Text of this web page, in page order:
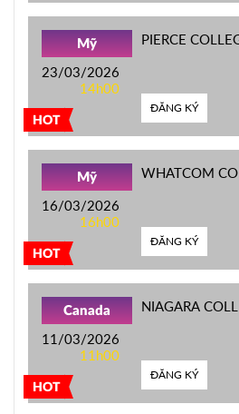
HOT
Mỹ
23/03/2026
14h00
PIERCE
ĐĂNG KÝ
HOT
Mỹ
16/03/2026
16h00
WHATCOM
ĐĂNG KÝ
HOT
Canada
11/03/2026
11h00
NIAGARA
ĐĂNG KÝ